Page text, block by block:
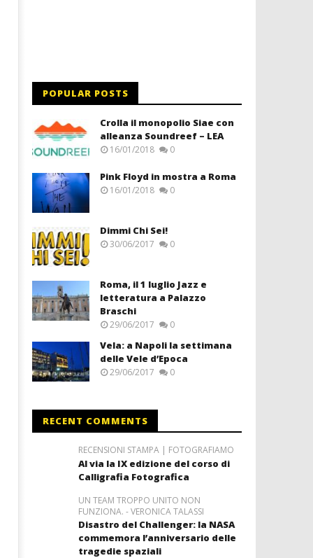
POPULAR POSTS
Crolla il monopolio Siae con
alleanza Soundreef – LEA
16/01/2018 0
Pink Floyd in mostra a Roma
16/01/2018 0
Dimmi Chi Sei!
30/06/2017 0
Roma, il 1 luglio Jazz e
letteratura a Palazzo
Braschi
29/06/2017 0
Vela: a Napoli la settimana
delle Vele d’Epoca
29/06/2017 0
RECENT COMMENTS
RECENSIONI STAMPA | FOTOGRAFIAMO
Al via la IX edizione del corso di
Calligrafia Fotografica
UN TEAM TROPPO UNITO NON
FUNZIONA. - VERONICA TALASSI
Disastro del Challenger: la NASA
commemora l’anniversario delle
tragedie spaziali